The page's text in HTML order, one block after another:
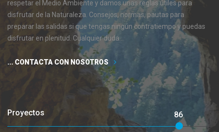
respetar el Medio Ambiente y damos unas reglas útiles para
disfrutar de la Naturaleza. Consejos, normas, pautas para
preparar las salidas si que tengas ningún contratiempo y puedas
disfrutar en plenitud. Cualquier duda...
... CONTACTA CON NOSOTROS
Proyectos 86